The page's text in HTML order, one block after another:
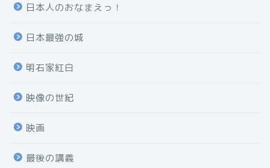
日本人のおなまえっ！
日本最強の城
明石家紅白
映像の世紀
映画
最後の講義